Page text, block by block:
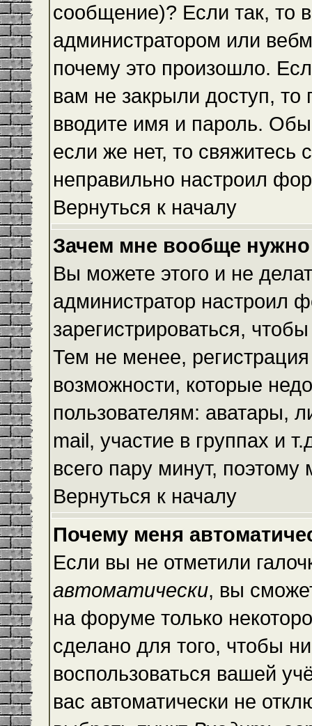
сообщение)? Если так, то
администратором или
почему это произошло.
вам не закрыли доступ,
вводите имя и пароль.
если же нет, то свяжитесь
неправильно настроил
Вернуться к началу
Зачем мне вообще нужно
Вы можете этого и не
администратор настроил
зарегистрироваться,
Тем не менее,
возможности, которые
пользователям: аватары,
mail, участие в группах и
всего пару минут,
Вернуться к началу
Почему меня
Если вы не отметили
автоматически, вы
на форуме только
сделано для того, чтобы
воспользоваться вашей
вас автоматически не